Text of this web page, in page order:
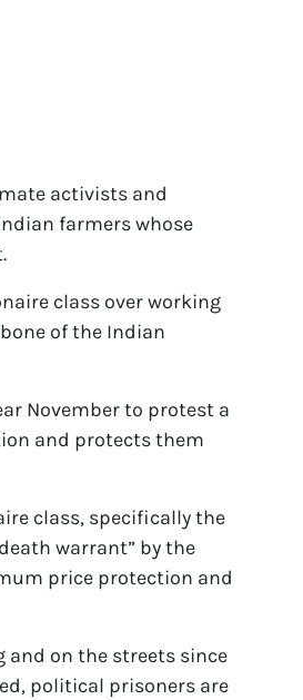
activists and
farmers whose
class over working
of the Indian
November to protest a
and protects them
class, specifically the
warrant” by the
price protection and
on the streets since
political prisoners are